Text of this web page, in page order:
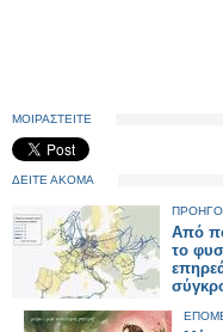
ΜΟΙΡΑΣΤΕΙΤΕ
ΔΕΙΤΕ ΑΚΟΜΑ
Από
το